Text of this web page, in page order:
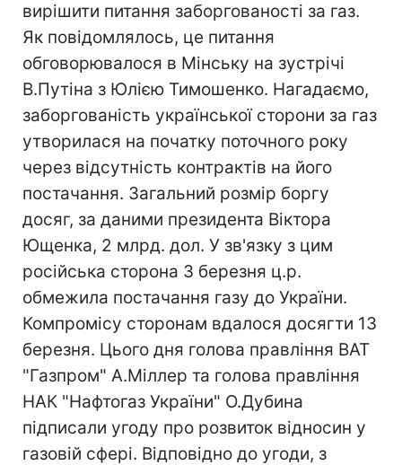
вирішити питання заборгованості за газ.
Як повідомлялось, це питання
обговорювалося в Мінську на зустрічі
В.Путіна з Юлією Тимошенко. Нагадаємо,
заборгованість української сторони за газ
утворилася на початку поточного року
через відсутність контрактів на його
постачання. Загальний розмір боргу
досяг, за даними президента Віктора
Ющенка, 2 млрд. дол. У зв'язку з цим
російська сторона 3 березня ц.р.
обмежила постачання газу до України.
Компромісу сторонам вдалося досягти 13
березня. Цього дня голова правління ВАТ
"Газпром" А.Міллер та голова правління
НАК "Нафтогаз України" О.Дубина
підписали угоду про розвиток відносин у
газовій сфері. Відповідно до угоди, з